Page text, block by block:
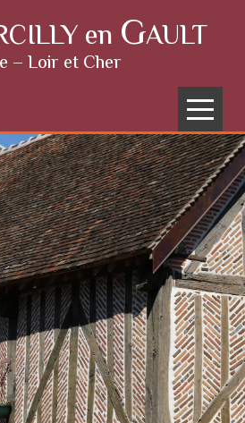
en GAULT
– Loir et Cher
Menu